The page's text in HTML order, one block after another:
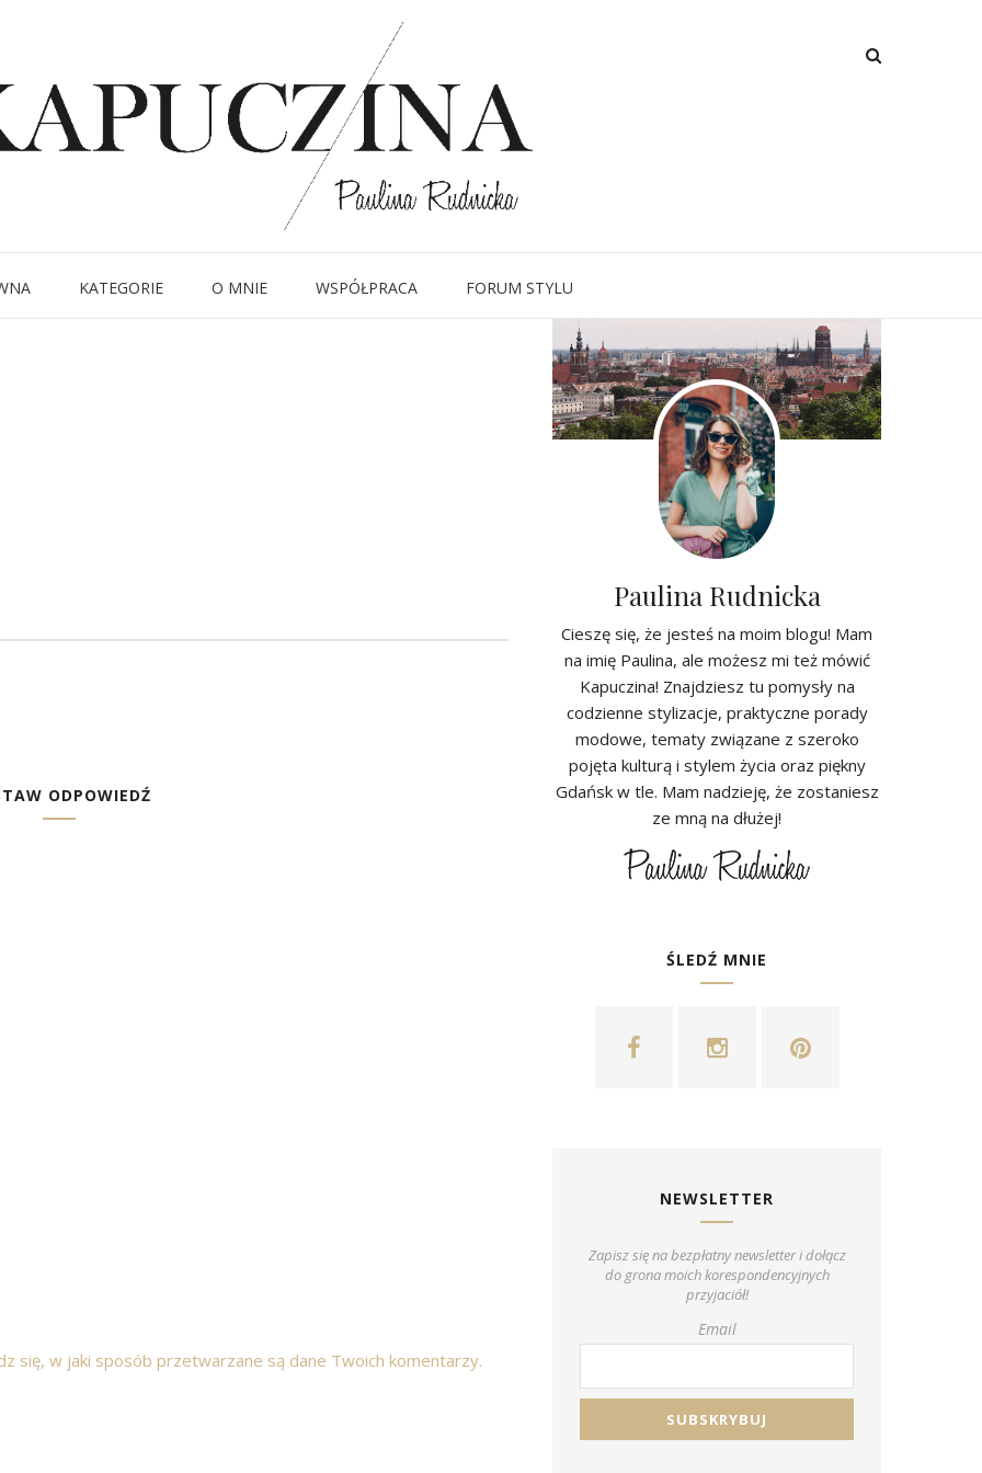
KATEGORIE O MNIE WSPÓŁPRACA FORUM STYLU
2-12004
Written byKapuczina in
ODPOWIEDŹ
się, w jaki sposób przetwarzane są dane Twoich komentarzy.
Paulina Rudnicka
Cieszę się, że jesteś na moim blogu! Mam
na imię Paulina, ale możesz mi też mówić
Kapuczina! Znajdziesz tu pomysły na
codzienne stylizacje, praktyczne porady
modowe, tematy związane z szeroko
pojęta kulturą i stylem życia oraz piękny
Gdańsk w tle. Mam nadzieję, że zostaniesz
ze mną na dłużej!
ŚLEDŹ MNIE
NEWSLETTER
Zapisz się na bezpłatny newsletter i dołącz
do grona moich korespondencyjnych
przyjaciół!
Email